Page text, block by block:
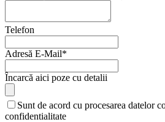
Telefon
Adresă E-Mail*
Încarcă aici poze cu detalii
Sunt de acord cu procesarea datelor
confidentialitate